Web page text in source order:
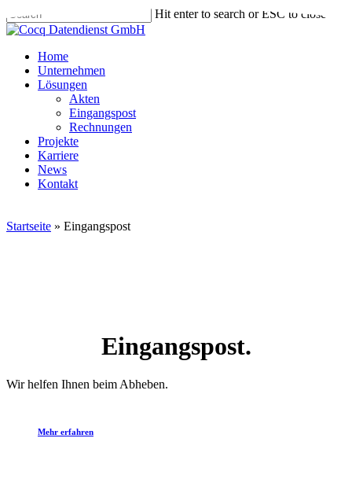
to
content
Hit enter to search or ESC to close
Close
Menu
Home
Unternehmen
Lösungen
Akten
Eingangspost
Rechnungen
Projekte
Karriere
News
Kontakt
Startseite » Eingangspost
Eingangspost.
Wir helfen Ihnen beim Abheben.
Mehr erfahren